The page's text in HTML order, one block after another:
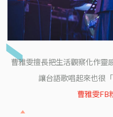
曹雅雯擅長把生活觀察化作靈
讓台語歌唱起來也很
曹雅雯FB